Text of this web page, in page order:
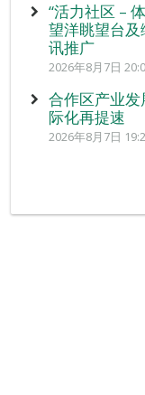
“活力社区 –
望洋眺望台
讯推广
2026年8月7日
合作区产业发
际化再提速
2026年8月7日